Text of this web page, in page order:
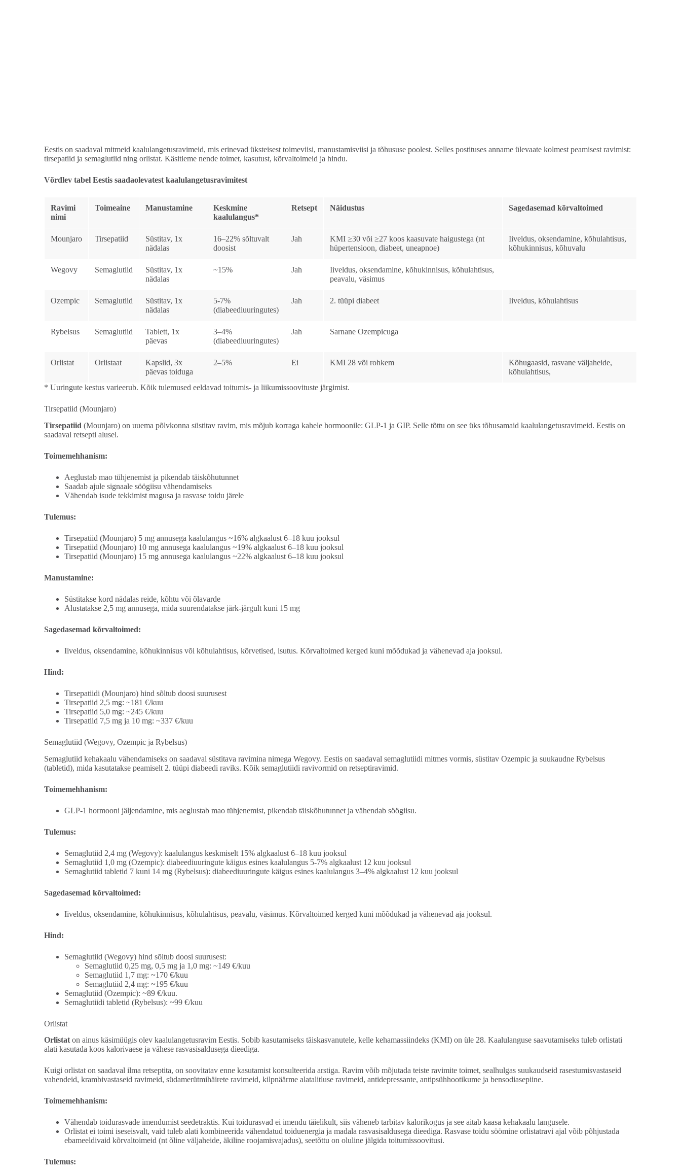
Eestis on saadaval mitmeid kaalulangetusravimeid, mis erinevad üksteisest toimeviisi, manustamisviisi ja tõhususe poolest. Selles postituses anname ülevaate kolmest peamisest ravimist:
tirsepatiid ja semaglutiid ning orlistat. Käsitleme nende toimet, kasutust, kõrvaltoimeid ja hindu.
Võrdlev tabel Eestis saadaolevatest kaalulangetusravimitest
Ravimi
nimi
Toimeaine Manustamine
Keskmine
kaalulangus*
Retsept Näidustus Sagedasemad kõrvaltoimed
Mounjaro Tirsepatiid
Süstitav, 1x
nädalas
16–22% sõltuvalt
doosist
Jah
KMI ≥30 või ≥27 koos kaasuvate haigustega (nt
hüpertensioon, diabeet, uneapnoe)
Iiveldus, oksendamine, kõhulahtisus,
kõhukinnisus, kõhuvalu
Wegovy Semaglutiid
Süstitav, 1x
nädalas
~15% Jah
Iiveldus, oksendamine, kõhukinnisus, kõhulahtisus,
peavalu, väsimus
Ozempic Semaglutiid
Süstitav, 1x
nädalas
5-7%
(diabeediuuringutes)
Jah 2. tüüpi diabeet Iiveldus, kõhulahtisus
Rybelsus Semaglutiid
Tablett, 1x
päevas
3–4%
(diabeediuuringutes)
Jah Sarnane Ozempicuga
Orlistat Orlistaat
Kapslid, 3x
päevas toiduga
2–5% Ei KMI 28 või rohkem
Kõhugaasid, rasvane väljaheide,
kõhulahtisus,
* Uuringute kestus varieerub. Kõik tulemused eeldavad toitumis- ja liikumissoovituste järgimist.
Tirsepatiid (Mounjaro)
Tirsepatiid (Mounjaro) on uuema põlvkonna süstitav ravim, mis mõjub korraga kahele hormoonile: GLP-1 ja GIP. Selle tõttu on see üks tõhusamaid kaalulangetusravimeid. Eestis on
saadaval retsepti alusel.
Toimemehhanism:
Aeglustab mao tühjenemist ja pikendab täiskõhutunnet
Saadab ajule signaale söögiisu vähendamiseks
Vähendab isude tekkimist magusa ja rasvase toidu järele
Tulemus:
Tirsepatiid (Mounjaro) 5 mg annusega kaalulangus ~16% algkaalust 6–18 kuu jooksul
Tirsepatiid (Mounjaro) 10 mg annusega kaalulangus ~19% algkaalust 6–18 kuu jooksul
Tirsepatiid (Mounjaro) 15 mg annusega kaalulangus ~22% algkaalust 6–18 kuu jooksul
Manustamine:
Süstitakse kord nädalas reide, kõhtu või õlavarde
Alustatakse 2,5 mg annusega, mida suurendatakse järk-järgult kuni 15 mg
Sagedasemad kõrvaltoimed:
Iiveldus, oksendamine, kõhukinnisus või kõhulahtisus, kõrvetised, isutus. Kõrvaltoimed kerged kuni mõõdukad ja vähenevad aja jooksul.
Hind:
Tirsepatiidi (Mounjaro) hind sõltub doosi suurusest
Tirsepatiid 2,5 mg: ~181 €/kuu
Tirsepatiid 5,0 mg: ~245 €/kuu
Tirsepatiid 7,5 mg ja 10 mg: ~337 €/kuu
Semaglutiid (Wegovy, Ozempic ja Rybelsus)
Semaglutiid kehakaalu vähendamiseks on saadaval süstitava ravimina nimega Wegovy. Eestis on saadaval semaglutiidi mitmes vormis, süstitav Ozempic ja suukaudne Rybelsus
(tabletid), mida kasutatakse peamiselt 2. tüüpi diabeedi raviks. Kõik semaglutiidi ravivormid on retseptiravimid.
Toimemehhanism:
GLP-1 hormooni jäljendamine, mis aeglustab mao tühjenemist, pikendab täiskõhutunnet ja vähendab söögiisu.
Tulemus:
Semaglutiid 2,4 mg (Wegovy): kaalulangus keskmiselt 15% algkaalust 6–18 kuu jooksul
Semaglutiid 1,0 mg (Ozempic): diabeediuuringute käigus esines kaalulangus 5-7% algkaalust 12 kuu jooksul
Semaglutiid tabletid 7 kuni 14 mg (Rybelsus): diabeediuuringute käigus esines kaalulangus 3–4% algkaalust 12 kuu jooksul
Sagedasemad kõrvaltoimed:
Iiveldus, oksendamine, kõhukinnisus, kõhulahtisus, peavalu, väsimus. Kõrvaltoimed kerged kuni mõõdukad ja vähenevad aja jooksul.
Hind:
Semaglutiid (Wegovy) hind sõltub doosi suurusest:
Semaglutiid 0,25 mg, 0,5 mg ja 1,0 mg: ~149 €/kuu
Semaglutiid 1,7 mg: ~170 €/kuu
Semaglutiid 2,4 mg: ~195 €/kuu
Semaglutiid (Ozempic): ~89 €/kuu.
Semaglutiidi tabletid (Rybelsus): ~99 €/kuu
Orlistat
Orlistat on ainus käsimüügis olev kaalulangetusravim Eestis. Sobib kasutamiseks täiskasvanutele, kelle kehamassiindeks (KMI) on üle 28. Kaalulanguse saavutamiseks tuleb orlistati
alati kasutada koos kalorivaese ja vähese rasvasisaldusega dieediga.
Kuigi orlistat on saadaval ilma retseptita, on soovitatav enne kasutamist konsulteerida arstiga. Ravim võib mõjutada teiste ravimite toimet, sealhulgas suukaudseid rasestumisvastaseid
vahendeid, krambivastaseid ravimeid, südamerütmihäirete ravimeid, kilpnäärme alatalitluse ravimeid, antidepressante, antipsühhootikume ja bensodiasepiine.
Toimemehhanism:
Vähendab toidurasvade imendumist seedetraktis. Kui toidurasvad ei imendu täielikult, siis väheneb tarbitav kalorikogus ja see aitab kaasa kehakaalu langusele.
Orlistat ei toimi iseseisvalt, vaid tuleb alati kombineerida vähendatud toiduenergia ja madala rasvasisaldusega dieediga. Rasvase toidu söömine orlistatravi ajal võib põhjustada
ebameeldivaid kõrvaltoimeid (nt õline väljaheide, äkiline roojamisvajadus), seetõttu on oluline jälgida toitumissoovitusi.
Tulemus: